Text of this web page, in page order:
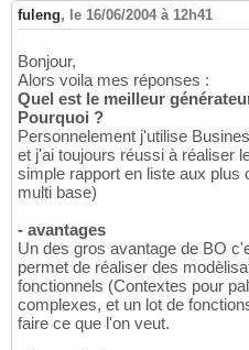
fuleng, le 16/06/2004 à 12h41
Bonjour,
Alors voila mes réponses :
Quel est le meilleur
Pourquoi ?
Personnelement j'utilise
et j'ai toujours réussi à réaliser
simple rapport en liste aux plus
multi base)
- avantages
Un des gros avantage de BO
permet de réaliser des
fonctionnels (Contextes pour
complexes, et un lot de
faire ce que l'on veut.